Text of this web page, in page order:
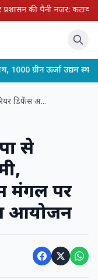
पर उतरे जिलाधिकारी,
होंगे, •
डिफेंस अ...
से
मंगल पर
आयोजन